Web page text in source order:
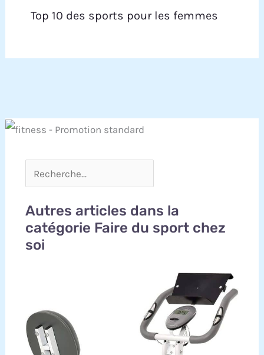
ou les sièges X-lager. Si vous avez des questions
sur notre vélo d'exercice, n'hésitez pas à nous
Top 10 des sports pour les femmes
Autres articles dans la
catégorie Faire du sport chez
soi